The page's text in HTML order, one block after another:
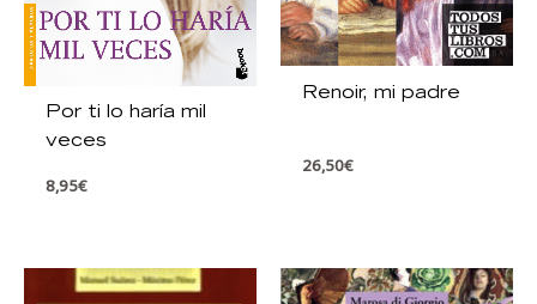
Por ti lo haría mil
veces
8,95€
Renoir, mi padre
26,50€